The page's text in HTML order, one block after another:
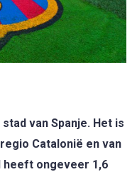
van Spanje. Het is
Catalonië en van
heeft ongeveer 1,6